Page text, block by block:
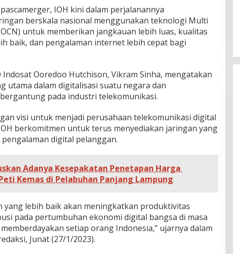
IOH kini dalam perjalanannya
berskala nasional menggunakan teknologi Multi
untuk memberikan jangkauan lebih luas, kualitas
baik, dan pengalaman internet lebih cepat bagi
Indosat Ooredoo Hutchison, Vikram Sinha, mengatakan
utama dalam digitalisasi suatu negara dan
pada industri telekomunikasi.
visi untuk menjadi perusahaan telekomunikasi digital
berkomitmen untuk terus menyediakan jaringan yang
digital pelanggan.
Adanya Kesepakatan Penetapan Harga
Kemas di Pelabuhan Panjang Lampung
yang lebih baik akan meningkatkan produktivitas
pada pertumbuhan ekonomi digital bangsa di masa
setiap orang Indonesia,” ujarnya dalam
Junat (27/1/2023).